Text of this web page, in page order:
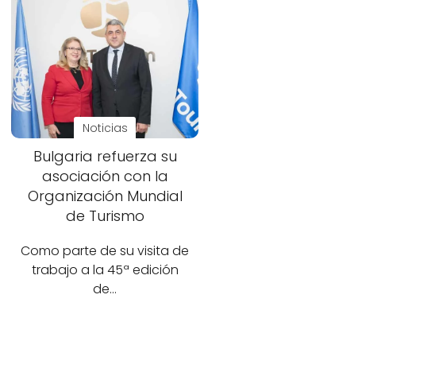
Noticias
Bulgaria refuerza su
asociación con la
Organización Mundial
de Turismo
Como parte de su visita de
trabajo a la 45ª edición
de…